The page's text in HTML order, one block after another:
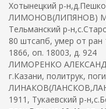
Хотынецкий р-
ЛИМОНОВ(ЛИПЯНОВ)
Тельманский р-
80 штсапб, умер от ран
1866, оп. 18003, д. 924
ЛИМОРЕНКО
г.Казани, политрук,
1911, Тукаевский р-